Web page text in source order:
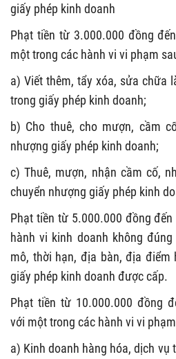
giấy phép kinh doanh
Phạt tiền từ 3.000.000 đồng
một trong các hành vi vi phạm
a) Viết thêm, tẩy xóa, sửa chữa
trong giấy phép kinh doanh;
b) Cho thuê, cho mượn, cầm
nhượng giấy phép kinh doanh;
c) Thuê, mượn, nhận cầm cố,
chuyển nhượng giấy phép kinh
Phạt tiền từ 5.000.000 đồng
hành vi kinh doanh không
mô, thời hạn, địa bàn, địa điểm
giấy phép kinh doanh được cấp.
Phạt tiền từ 10.000.000 đồng
với một trong các hành vi vi
a) Kinh doanh hàng hóa, dịch vụ